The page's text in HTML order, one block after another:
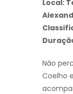
Local:
Não
Coelho